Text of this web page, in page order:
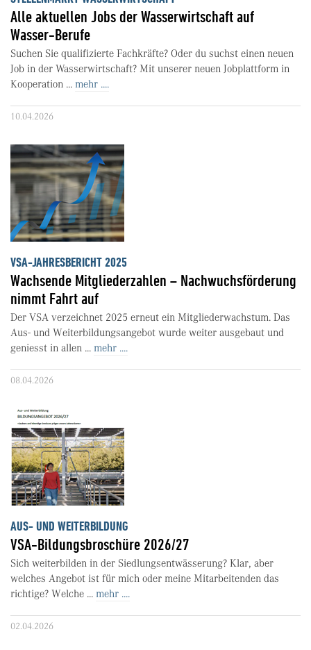
Alle aktuellen Jobs der Wasserwirtschaft auf
Wasser-Berufe
Suchen Sie qualifizierte Fachkräfte? Oder du suchst einen neuen
Job in der Wasserwirtschaft? Mit unserer neuen Jobplattform in
Kooperation ... mehr ....
10.04.2026
VSA-JAHRESBERICHT 2025
Wachsende Mitgliederzahlen – Nachwuchsförderung
nimmt Fahrt auf
Der VSA verzeichnet 2025 erneut ein Mitgliederwachstum. Das
Aus- und Weiterbildungsangebot wurde weiter ausgebaut und
geniesst in allen ... mehr ....
08.04.2026
AUS- UND WEITERBILDUNG
VSA-Bildungsbroschüre 2026/27
Sich weiterbilden in der Siedlungsentwässerung? Klar, aber
welches Angebot ist für mich oder meine Mitarbeitenden das
richtige? Welche ... mehr ....
02.04.2026